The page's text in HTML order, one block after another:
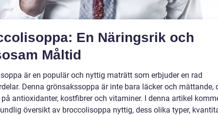
En Näringsrik och
Måltid
är en populär och nyttig maträtt som erbjuder en rad
Denna grönsakssoppa är inte bara läcker och mättande,
antioxidanter, kostfibrer och vitaminer. I denna artikel
översikt av broccolisoppa nyttig, dess olika typer,